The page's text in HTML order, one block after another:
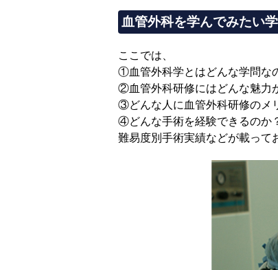
血管外科を学んでみたい
ここでは、
①血管外科学とはどんな学問な
②血管外科研修にはどんな魅力
③どんな人に血管外科研修のメ
④どんな手術を経験できるのか
難易度別手術実績などが載って